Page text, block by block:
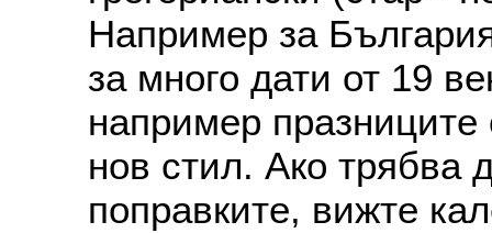
Например за
за много дати от 19
например празниците
нов стил. Ако трябва
поправките, вижте